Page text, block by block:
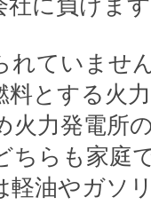
社に負けま
ていませ
とする火
火力発電所
ちらも家庭
軽油やガソ